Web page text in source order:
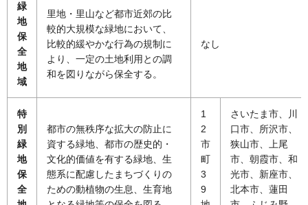
緑
地
保
全
地
域
里地・里山など都市近郊の比
較的大規模な緑地において、
比較的緩やかな行為の規制に
より、一定の土地利用との調
和を図りながら保全する。
なし
特
別
緑
地
保
全
都市の無秩序な拡大の防止に
資する緑地、都市の歴史的・
文化的価値を有する緑地、生
態系に配慮したまちづくりの
ための動植物の生息、生育地
1
2
市
町
3
9
さいたま市、川
口市、所沢市、
狭山市、上尾
市、朝霞市、和
光市、新座市、
北本市、蓮田